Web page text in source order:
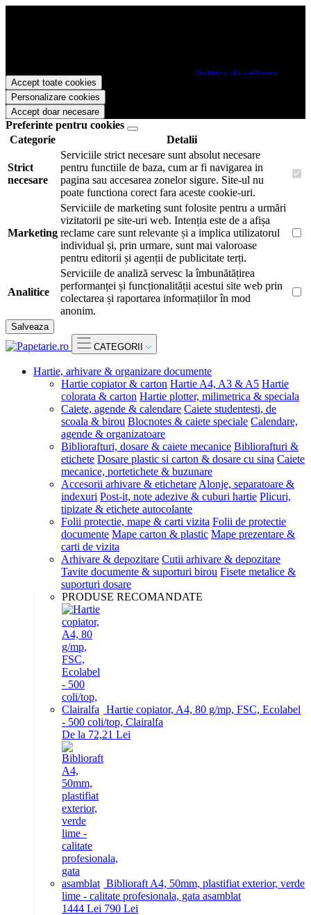
Papetarie.ro este necesar sa fiti de acord cu Politica de utilizare
cookie-uri.
Accept toate cookies
Personalizare cookies
Accept doar necesare
Preferinte pentru cookies
Categorie
Detalii
Strict
necesare
Serviciile strict necesare sunt absolut necesare
pentru functiile de baza, cum ar fi navigarea in
pagina sau accesarea zonelor sigure. Site-ul nu
poate functiona corect fara aceste cookie-uri.
Marketing
Serviciile de marketing sunt folosite pentru a urmări
vizitatorii pe site-uri web. Intenția este de a afișa
reclame care sunt relevante și a implica utilizatorul
individual și, prin urmare, sunt mai valoroase
pentru editorii și agenții de publicitate terți.
Analitice
Serviciile de analiză servesc la îmbunătățirea
performanței și funcționalității acestui site web prin
colectarea și raportarea informațiilor în mod
anonim.
Salveaza
CATEGORII
Hartie, arhivare & organizare documente
Hartie copiator & carton Hartie A4, A3 & A5 Hartie
colorata & carton Hartie plotter, milimetrica & speciala
Caiete, agende & calendare Caiete studentesti, de
scoala & birou Blocnotes & caiete speciale Calendare,
agende & organizatoare
Bibliorafturi, dosare & caiete mecanice Bibliorafturi &
etichete Dosare plastic si carton & dosare cu sina Caiete
mecanice, portetichete & buzunare
Accesorii arhivare & etichetare Alonje, separatoare &
indexuri Post-it, note adezive & cuburi hartie Plicuri,
tipizate & etichete autocolante
Folii protectie, mape & carti vizita Folii de protectie
documente Mape carton & plastic Mape prezentare &
carti de vizita
Arhivare & depozitare Cutii arhivare & depozitare
Tavite documente & suporturi birou Fisete metalice &
suporturi dosare
PRODUSE RECOMANDATE
Hartie copiator, A4, 80 g/mp, FSC, Ecolabel
- 500 coli/top, Clairalfa
De la 72,21 Lei
Biblioraft A4, 50mm, plastifiat exterior, verde
lime - calitate profesionala, gata asamblat
1444 Lei 790 Lei